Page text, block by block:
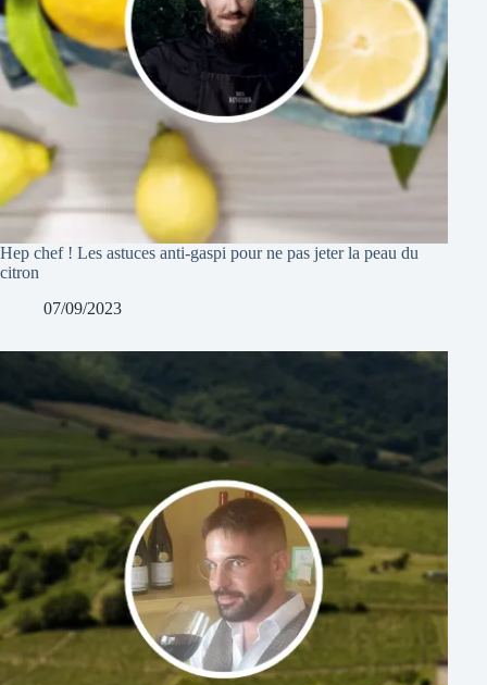
Hep chef ! Les astuces anti-gaspi pour ne pas jeter la peau du
citron
07/09/2023